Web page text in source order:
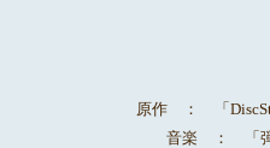
原作 ： 「
音楽 ： 「